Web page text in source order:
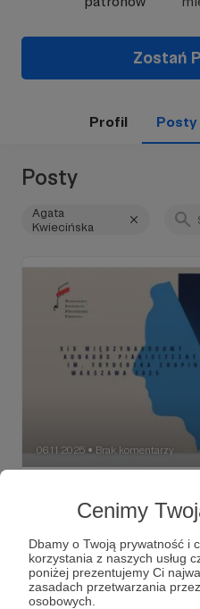
Cenimy
Dbamy o Twoją prywatność i
korzystania z naszych usług
poniżej prezentujemy Ci
zasadach przetwarzania
osobowych.
Zostań
Profil Posty
Posty
Agata
Kwiecińska
06.11.2025 ● Brak komentarzy
Rozmowa z red. Agatą
Kultura) o kulisach XIX
Chopinowskiego.
XIX Konkurs Chopinowski
+1